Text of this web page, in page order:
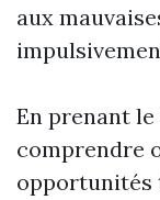
aux
En prenant
comprendre
opportunités